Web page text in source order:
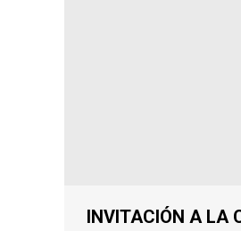
INVITACIÓN A LA